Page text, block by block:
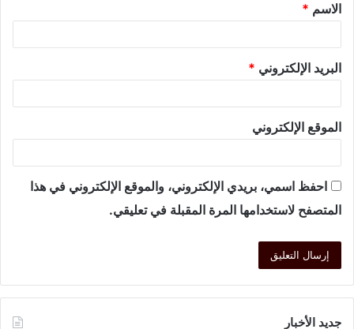
الاسم *
البريد الإلكتروني *
الموقع الإلكتروني
احفظ اسمي، بريدي الإلكتروني، والموقع الإلكتروني في هذا
المتصفح لاستخدامها المرة المقبلة في تعليقي.
جديد الأخبار